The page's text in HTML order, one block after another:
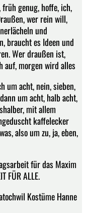
genug, hoffe, ich,
wer rein will,
und
braucht es Ideen und
Wer draußen ist,
auf, morgen wird alles
um acht, nein, sieben,
um acht, halb acht,
mit allem
kaffelecker
also um zu, ja, eben,
für das Maxim
FÜR ALLE.
Kostüme Hanne